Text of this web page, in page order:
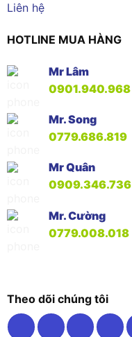
Liên hệ
HOTLINE MUA HÀNG
Mr Lâm
0901.940.968
Mr. Song
0779.686.819
Mr Quân
0909.346.736
Mr. Cường
0779.008.018
Theo dõi chúng tôi